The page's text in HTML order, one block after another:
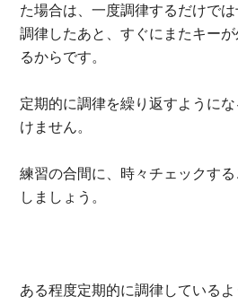
た場合は、一度調律するだけでは
調律したあと、すぐにまたキー
るからです。
定期的に調律を繰り返すように
けません。
練習の合間に、時々チェックす
しましょう。
ある程度定期的に調律している